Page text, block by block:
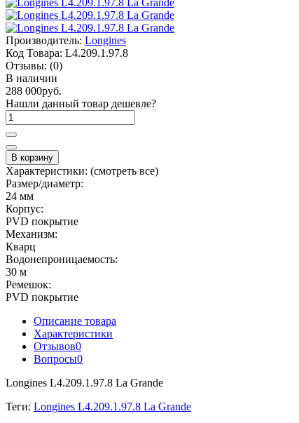
Производитель: Longines
Код Товара: L4.209.1.97.8
Отзывы: (0)
В наличии
288 000руб.
Нашли данный товар дешевле?
В корзину
Характеристики: (смотреть все)
Размер/диаметр:
24 мм
Корпус:
PVD покрытие
Механизм:
Кварц
Водонепроницаемость:
30 м
Ремешок:
PVD покрытие
Описание товара
Характеристики
Отзывов0
Вопросы0
Longines L4.209.1.97.8 La Grande
Теги: Longines L4.209.1.97.8 La Grande